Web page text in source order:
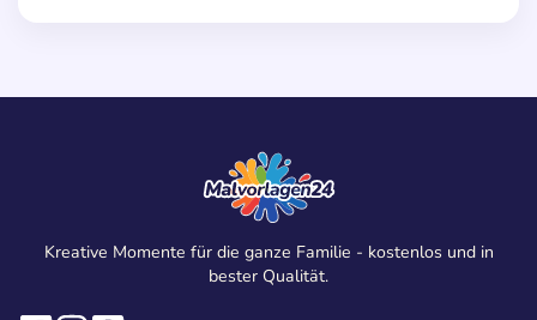
Kreative Momente für die ganze Familie - kostenlos und in
bester Qualität.